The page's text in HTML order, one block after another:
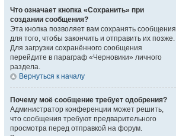
Что означает кнопка «Сохранить» при
создании сообщения?
Эта кнопка позволяет вам сохранять сообщения
для того, чтобы закончить и отправить их позже.
Для загрузки сохранённого сообщения
перейдите в параграф «Черновики» личного
раздела.
Вернуться к началу
Почему моё сообщение требует одобрения?
Администратор конференции может решить,
что сообщения требуют предварительного
просмотра перед отправкой на форум.